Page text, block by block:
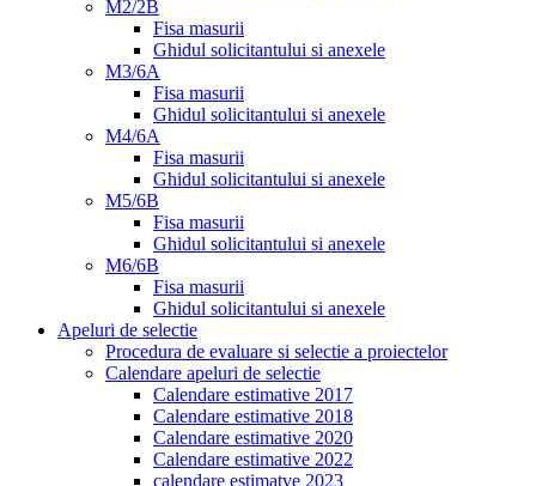
M2/2B
Fisa masurii
Ghidul solicitantului si anexele
M3/6A
Fisa masurii
Ghidul solicitantului si anexele
M4/6A
Fisa masurii
Ghidul solicitantului si anexele
M5/6B
Fisa masurii
Ghidul solicitantului si anexele
M6/6B
Fisa masurii
Ghidul solicitantului si anexele
Apeluri de selectie
Procedura de evaluare si selectie a proiectelor
Calendare apeluri de selectie
Calendare estimative 2017
Calendare estimative 2018
Calendare estimative 2020
Calendare estimative 2022
calendare estimatve 2023